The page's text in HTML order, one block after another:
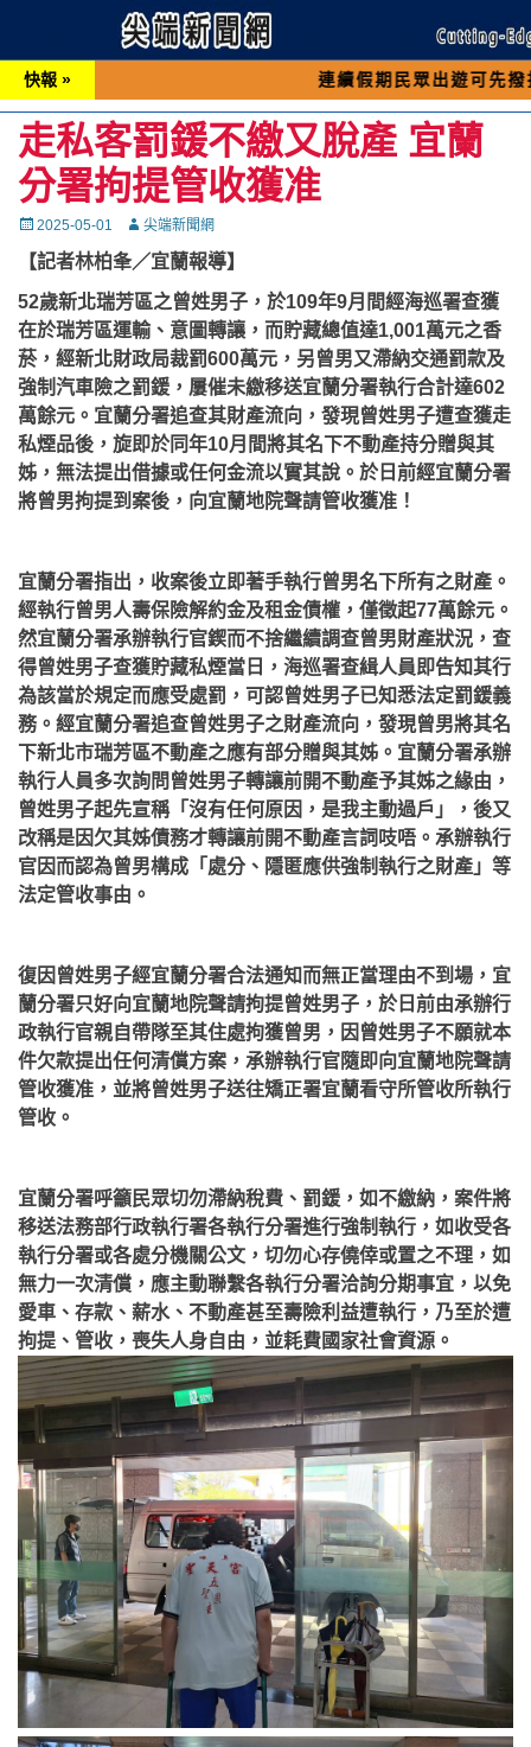
快報 » 連續假期民眾出遊可先撥打交通 「
走私客罰鍰不繳又脫產 宜蘭
分署拘提管收獲准
Posted
2025-05-01 Autor尖端新聞網
【記者林柏夆／宜蘭報導】
52歲新北瑞芳區之曾姓男子，於109年9月間經海巡署查獲
在於瑞芳區運輸、意圖轉讓，而貯藏總值達1,001萬元之香
菸，經新北財政局裁罰600萬元，另曾男又滯納交通罰款及
強制汽車險之罰鍰，屢催未繳移送宜蘭分署執行合計達602
萬餘元。宜蘭分署追查其財產流向，發現曾姓男子遭查獲走
私煙品後，旋即於同年10月間將其名下不動產持分贈與其
姊，無法提出借據或任何金流以實其說。於日前經宜蘭分署
將曾男拘提到案後，向宜蘭地院聲請管收獲准！
宜蘭分署指出，收案後立即著手執行曾男名下所有之財產。
經執行曾男人壽保險解約金及租金債權，僅徵起77萬餘元。
然宜蘭分署承辦執行官鍥而不捨繼續調查曾男財產狀況，查
得曾姓男子查獲貯藏私煙當日，海巡署查緝人員即告知其行
為該當於規定而應受處罰，可認曾姓男子已知悉法定罰鍰義
務。經宜蘭分署追查曾姓男子之財產流向，發現曾男將其名
下新北市瑞芳區不動產之應有部分贈與其姊。宜蘭分署承辦
執行人員多次詢問曾姓男子轉讓前開不動產予其姊之緣由，
曾姓男子起先宣稱「沒有任何原因，是我主動過戶」，後又
改稱是因欠其姊債務才轉讓前開不動產言詞吱唔。承辦執行
官因而認為曾男構成「處分、隱匿應供強制執行之財產」等
法定管收事由。
復因曾姓男子經宜蘭分署合法通知而無正當理由不到場，宜
蘭分署只好向宜蘭地院聲請拘提曾姓男子，於日前由承辦行
政執行官親自帶隊至其住處拘獲曾男，因曾姓男子不願就本
件欠款提出任何清償方案，承辦執行官隨即向宜蘭地院聲請
管收獲准，並將曾姓男子送往矯正署宜蘭看守所管收所執行
管收。
宜蘭分署呼籲民眾切勿滯納稅費、罰鍰，如不繳納，案件將
移送法務部行政執行署各執行分署進行強制執行，如收受各
執行分署或各處分機關公文，切勿心存僥倖或置之不理，如
無力一次清償，應主動聯繫各執行分署洽詢分期事宜，以免
愛車、存款、薪水、不動產甚至壽險利益遭執行，乃至於遭
拘提、管收，喪失人身自由，並耗費國家社會資源。